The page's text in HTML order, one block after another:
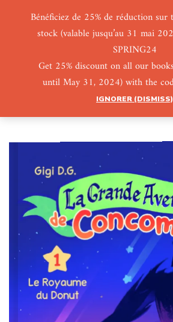
Bénéficiez de 25% de réduction sur
stock (valable jusqu’au 31 mai
SPRING24
Get 25% discount on all our
until May 31, 2024) with the
IGNORER (DISMISS)
0